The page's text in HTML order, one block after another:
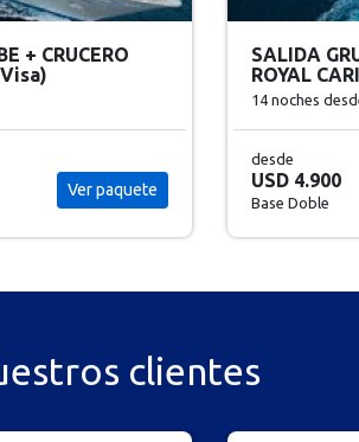
+ CRUCERO
Ver paquete
BALTICOS
desde
USD 10.252
clientes